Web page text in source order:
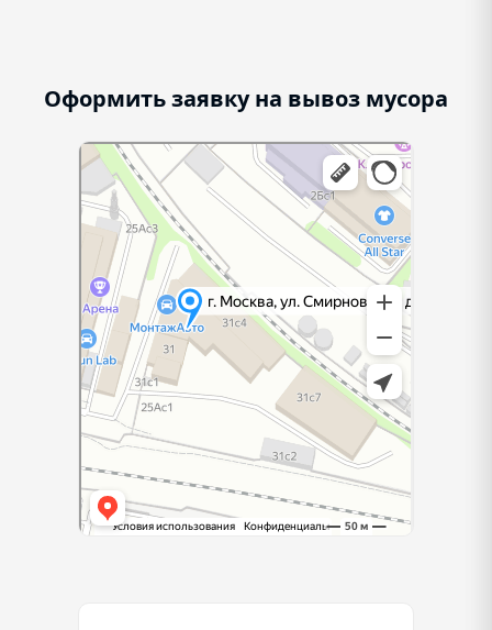
Оформить заявку на вывоз мусора
г. Москва, ул. Смирновская, д.31